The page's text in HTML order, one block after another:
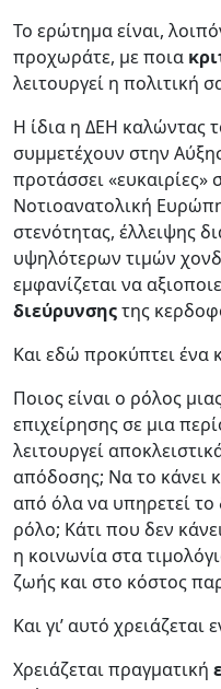
Το ερώτημα είναι,
προχωράτε, με ποια
λειτουργεί η πολιτική
Η ίδια η ΔΕΗ καλώντας
συμμετέχουν στην
προτάσσει «ευκαιρίες»
Νοτιοανατολική
στενότητας, έλλειψης
υψηλότερων τιμών
εμφανίζεται να
διεύρυνσηςτης
Και εδώ προκύπτει ένα
Ποιος είναι ο ρόλος
επιχείρησης σε μια
λειτουργεί
απόδοσης; Να το κάνει
από όλα να υπηρετεί το
ρόλο; Κάτι που δεν
η κοινωνία στα
ζωής και στο κόστος
Και γι’ αυτό
Χρειάζεται πραγματική